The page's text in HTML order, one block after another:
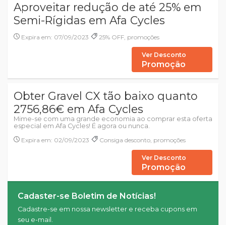
Aproveitar redução de até 25% em
Semi-Rígidas em Afa Cycles
Expira em: 07/09/2023 25% OFF, promoções
Ver Desconto
Promoção
Obter Gravel CX tão baixo quanto
2756,86€ em Afa Cycles
Mime-se com uma grande economia ao comprar esta oferta
especial em Afa Cycles! É agora ou nunca.
Expira em: 02/09/2023
Consiga desconto, promoções
Ver Desconto
Promoção
Cadaster-se Boletim de Notícias!
Cadastre-se em nossa newsletter e receba cupons em
seu e-mail.